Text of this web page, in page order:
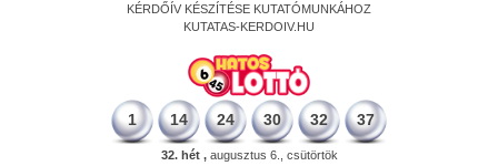
KÉRDŐÍV KÉSZÍTÉSE KUTATÓMUNKÁHOZ
KUTATAS-KERDOIV.HU
1 14 24 30 32 37
32. hét ,augusztus 6., csütörtök